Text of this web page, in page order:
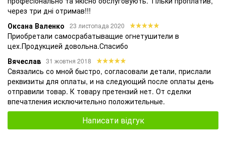
через три дні отримав!!!
Оксана Валенко
23 листопада 2020
Приобретали самосрабатыващие огнетушители в
цех.Продукцией довольна.Спасибо
Вячеслав 31 жовтня 2018
Связались со мной быстро, согласовали детали, прислали
реквизиты для оплаты, и на следующий после оплаты день
отправили товар. К товару претензий нет. От сделки
впечатления исключительно положительные.
Написати відгук